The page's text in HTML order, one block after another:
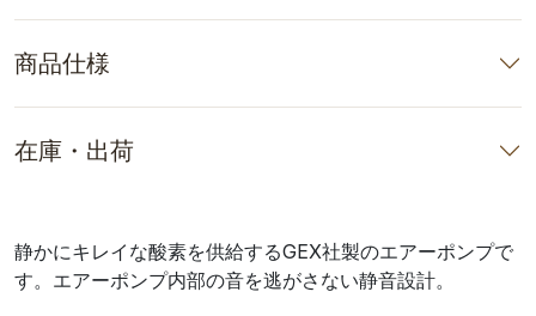
商品仕様
在庫・出荷
静かにキレイな酸素を供給するGEX社製のエアーポンプで
す。エアーポンプ内部の音を逃がさない静音設計。